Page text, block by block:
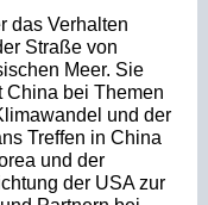
das Verhalten
Straße von
Meer. Sie
China bei Themen
und der
Treffen in China
und der
der USA zur